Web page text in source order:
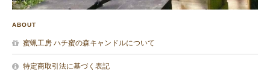
ABOUT
蜜蝋工房 ハチ蜜の森キャンドルについて
特定商取引法に基づく表記